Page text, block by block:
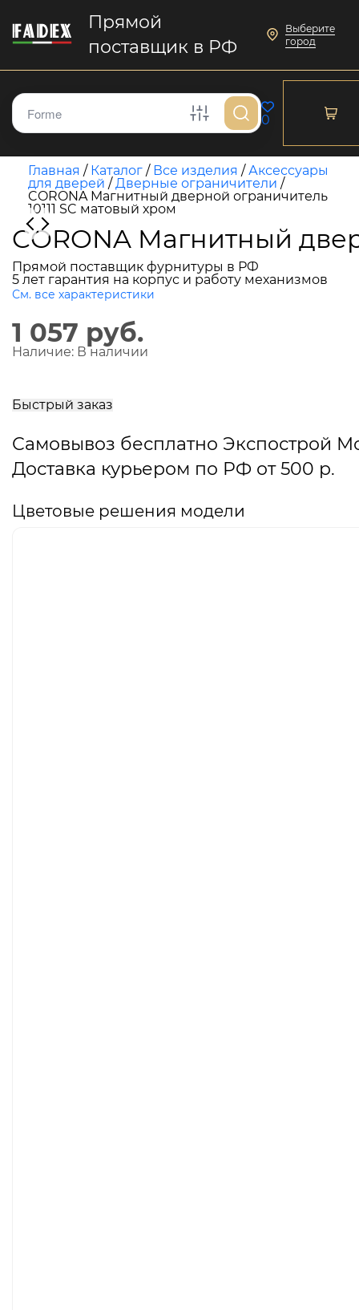
Прямой
поставщик в РФ
Выберите
город
0
Главная / Каталог / Все изделия /Аксессуары
для дверей /Дверные ограничители /
CORONA Mагнитный дверной ограничитель
10111 SC матовый хром
CORONA Mагнитный
Прямой поставщик фурнитуры в РФ
5 лет гарантия на корпус и работу механизмов
См. все характеристики
1 057 руб.
Наличие: В наличии
Быстрый заказ
Самовывоз бесплатно Экспострой
Доставка курьером по РФ от 500 р.
Цветовые решения модели